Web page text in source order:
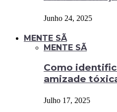
Junho 24, 2025
MENTE SÃ
MENTE SÃ
Como
amizade
Julho 17, 2025